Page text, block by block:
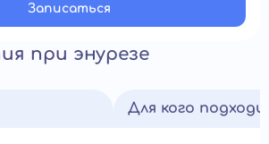
Записатьcя
при энурезе
Для кого